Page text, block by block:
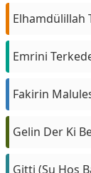
Elhamdülillah
Emrini
Fakirin
Gelin Der Ki
Gitti (Şu Hoş